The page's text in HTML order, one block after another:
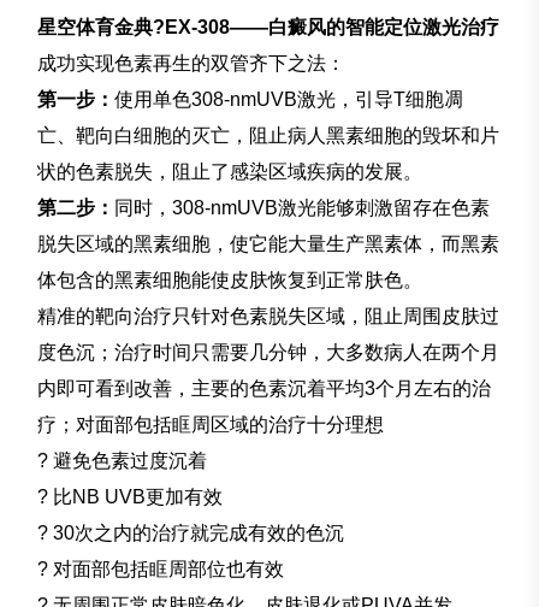
星空体育金典?EX-308——白癜风的智能定位激光治疗
成功实现色素再生的双管齐下之法：
第一步：使用单色308-nmUVB激光，引导T细胞凋
亡、靶向白细胞的灭亡，阻止病人黑素细胞的毁坏和片
状的色素脱失，阻止了感染区域疾病的发展。
第二步： 同时，308-nmUVB激光能够刺激留存在色素
脱失区域的黑素细胞，使它能大量生产黑素体，而黑素
体包含的黑素细胞能使皮肤恢复到正常肤色。
精准的靶向治疗只针对色素脱失区域，阻止周围皮肤过
度色沉；治疗时间只需要几分钟，大多数病人在两个月
内即可看到改善，主要的色素沉着平均3个月左右的治
疗；对面部包括眶周区域的治疗十分理想
? 避免色素过度沉着
? 比NB UVB更加有效
? 30次之内的治疗就完成有效的色沉
? 对面部包括眶周部位也有效